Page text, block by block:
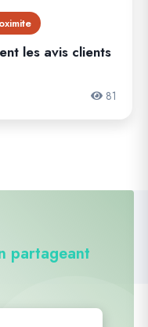
les avis clients
81
partageant